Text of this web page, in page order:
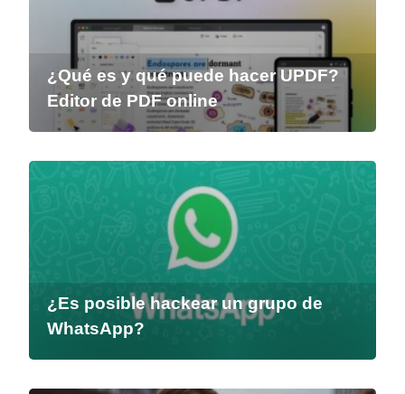
¿Qué es y qué puede hacer UPDF?
Editor de PDF online
¿Es posible hackear un grupo de
WhatsApp?